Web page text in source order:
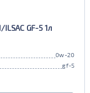
ILSAC GF-5 1л
0w-20
gf-5